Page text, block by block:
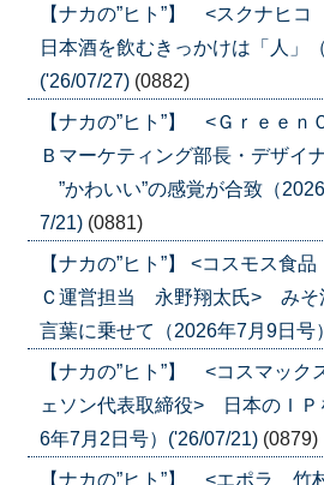
【ナカの”ヒト”】 <スクナヒ
日本酒を飲むきっかけは「人」
('26/07/27) (0882)
【ナカの”ヒト”】 <Ｇｒｅｅ
Ｂマーケティング部長・デザ
”かわいい”の感覚が合致（
7/21) (0881)
【ナカの”ヒト”】 <コスモス
Ｃ運営担当 永野翔太氏> みそ
言葉に乗せて（2026年7月9日号
【ナカの”ヒト”】 <コスマッ
ェソン代表取締役> 日本のＩＰ
6年7月2日号）('26/07/21) (0879)
【ナカの”ヒト”】 <エポラ 竹